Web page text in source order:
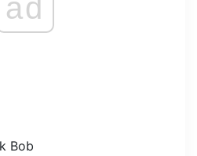
ad